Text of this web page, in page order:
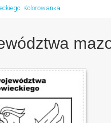
Kolorowanka